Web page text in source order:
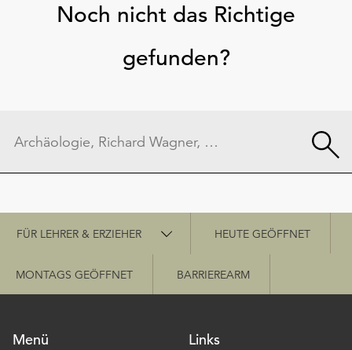
Noch nicht das Richtige
gefunden?
Schnellzugriff
FÜR LEHRER & ERZIEHER HEUTE GEÖFFNET
MONTAGS GEÖFFNET BARRIEREARM
Menü
Links